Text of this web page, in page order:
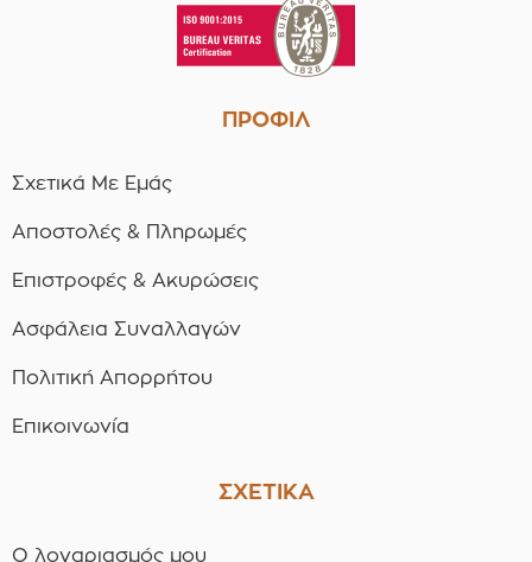
ΠΡΟΦΙΛ
Σχετικά Με Εμάς
Αποστολές & Πληρωμές
Επιστροφές & Ακυρώσεις
Ασφάλεια Συναλλαγών
Πολιτική Απορρήτου
Επικοινωνία
ΣΧΕΤΙΚΑ
Ο λογαριασμός μου